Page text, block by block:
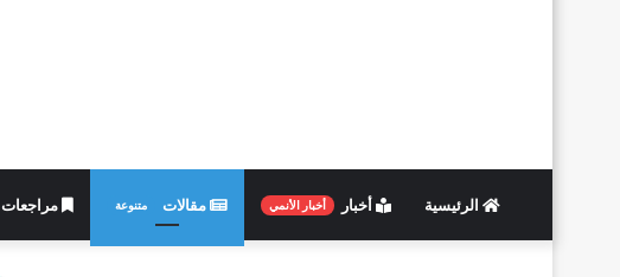
الرئيسية أخبار أخبار الأنمي مقالات متنوعة مراجعات